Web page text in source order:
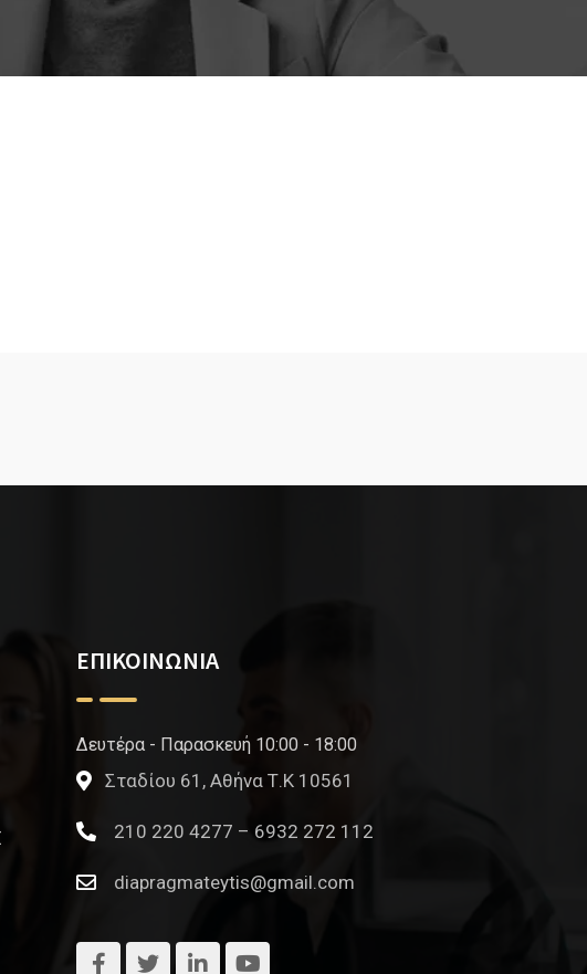
ΕΠΙΚΟΙΝΩΝΙΑ
Δευτέρα - Παρασκευή 10:00 - 18:00
Σταδίου 61, Αθήνα Τ.Κ 10561
210 220 4277 – 6932 272 112
diapragmateytis@gmail.com